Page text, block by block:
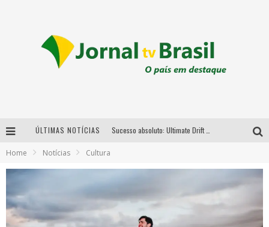
ÚLTIMAS NOTÍCIAS
Home Notícias Cultura